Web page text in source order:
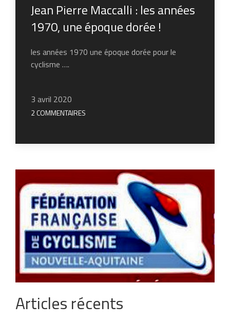
Jean Pierre Maccalli : les années
1970, une époque dorée !
les années 1970 une époque dorée pour le
cyclisme ….
3 avril 2020
2 COMMENTAIRES
Articles récents